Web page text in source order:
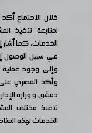
خلال الاجتماع
لمتابعة تنفيذ
الخدمات، كما
وأكد المصري
دمشق و وزارة
تنفيذ مختلف
الخدمات لهذه